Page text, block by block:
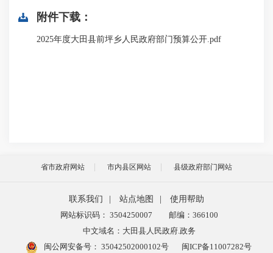
附件下载：
2025年度大田县前坪乡人民政府部门预算公开.pdf
省市政府网站 市内县区网站 县级政府部门网站
联系我们 站点地图
使用帮助
网站标识码： 3504250007
邮编：366100
中文域名：大田县人民政府.政务
闽公网安备号： 35042502000102号 闽ICP备11007282号